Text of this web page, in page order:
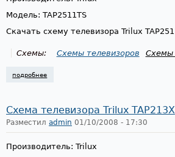
Модель: TAP2511TS
Скачать схему телевизора Trilux
Схемы: Схемы телевизоров Схемы
подробнее
Схема телевизора Trilux
Разместил admin 01/10/2008 - 17:30
Производитель: Trilux